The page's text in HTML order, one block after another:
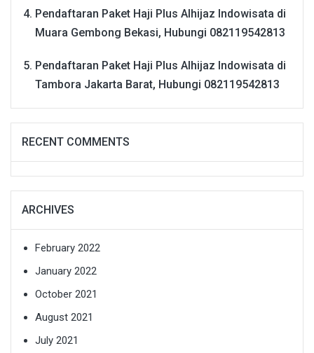
Pendaftaran Paket Haji Plus Alhijaz Indowisata di
Muara Gembong Bekasi, Hubungi 082119542813
Pendaftaran Paket Haji Plus Alhijaz Indowisata di
Tambora Jakarta Barat, Hubungi 082119542813
RECENT COMMENTS
ARCHIVES
February 2022
January 2022
October 2021
August 2021
July 2021